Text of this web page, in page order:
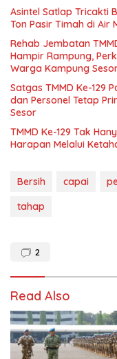
Asintel Satlap Tricakti
Ton Pasir Timah di Air
Rehab Jembatan
Hampir Rampung,
Warga Kampung
Satgas TMMD Ke-129
dan Personel Tetap
Sesor
TMMD Ke-129 Tak
Harapan Melalui
Bersih capai
tahap
2
Read Also